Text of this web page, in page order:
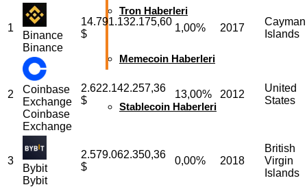
Tron Haberleri
Memecoin Haberleri
Stablecoin Haberleri
1
Binance
Binance
14.791.132.175,60
$
1,00% 2017
Cayman
Islands
2
Coinbase
Exchange
Coinbase
Exchange
2.622.142.257,36
$
13,00% 2012
United
States
3
Bybit
Bybit
2.579.062.350,36
$
0,00% 2018
British
Virgin
Islands